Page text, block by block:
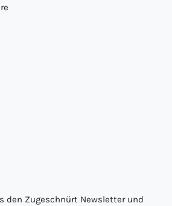
den Zugeschnürt Newsletter und